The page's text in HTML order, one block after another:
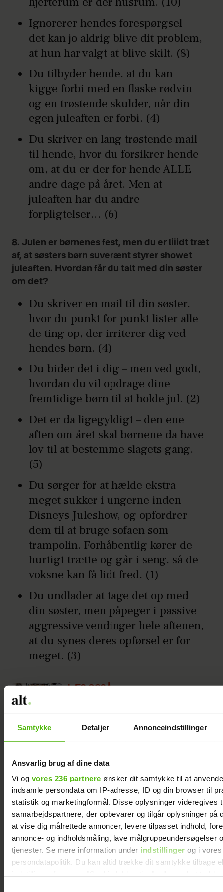
Samtykke Detaljer Annonceindstillinger
Ansvarlig brug af dine data
Vi og vores 236 partnere ønsker dit samtykke til at
indsamle persondata om IP-adresse, ID og din browser til
statistik og marketingformål. Disse oplysninger videregives
samarbejdspartnere, der opbevarer og tilgår oplysninger på
at vise dig målrettede annoncer, levere tilpasset indhold,
annonce- og indholdsmåling, lave målgruppeundersøgelser
tjenester. Se mere information under indstillinger og i vores
persondatapolitik. Du kan altid trække dit samtykke tilbage
Ignorerer hendes forespørgsel –
det kan jo aldrig blive dit problem,
at hun har valgt at blive skilt. (8)
Du tilbyder hende, at du kan
kigge forbi med en flaske rødvin
og en trøstende skulder, når din
egen juleaften er forbi. (4)
Du skriver en lang trøstende mail
til hende, hvor du forsikrer hende
om, at du er der for hende ALLE
andre dage på året. Men at
juleaften har du andre
forpligtelser… (6)
8. Julen er børnenes fest, men du er liiidt træt
af, at søsters børn suverænt styrer showet
juleaften. Hvordan får du talt med din søster
om det?
Du skriver en mail til din søster,
hvor du punkt for punkt lister alle
de ting op, der irriterer dig ved
hendes børn. (4)
Du bider det i dig – men ved godt,
hvordan du vil opdrage dine
fremtidige børn til at holde jul. (2)
Det er da ligegyldigt – den ene
aften om året skal børnene da have
lov til at bestemme slagets gang.
(5)
Du sørger for at hælde ekstra
meget sukker i ungerne inden
Disneys Juleshow, og opfordrer
dem til at bruge sofaen som
trampolin. Forhåbentlig kører de
hurtigt trætte og går i seng, så de
voksne kan få lidt fred. (1)
Du undlader at tage det op med
din søster, men påpeger i passive
aggressive vendinger hele aftenen,
at du synes deres opførsel er for
meget. (3)
LÆS OGSÅ
Se her, hvilken julesmåkage du
er
0-25 points - Du er en pebernød
Lige som pebernødden er du en sjov
lille julesag. Altid med på den værste
og fuldstændig uundværlig til enhver
julefest. Og selvom nogen måske
synes du er lidt anonym, kan du altid